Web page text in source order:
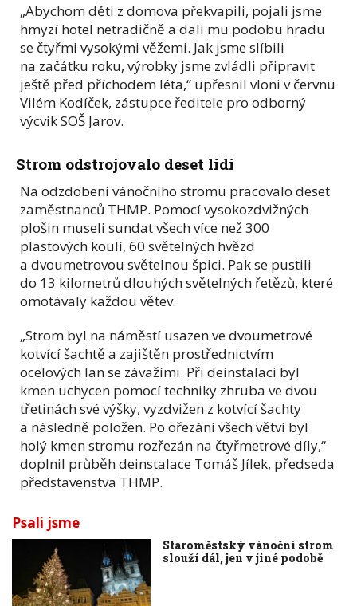
„Abychom děti z domova překvapili, pojali jsme
hmyzí hotel netradičně a dali mu podobu hradu
se čtyřmi vysokými věžemi. Jak jsme slíbili
na začátku roku, výrobky jsme zvládli připravit
ještě před příchodem léta,“ upřesnil vloni v červnu
Vilém Kodíček, zástupce ředitele pro odborný
výcvik SOŠ Jarov.
Strom odstrojovalo deset lidí
Na odzdobení vánočního stromu pracovalo deset
zaměstnanců THMP. Pomocí vysokozdvižných
plošin museli sundat všech více než 300
plastových koulí, 60 světelných hvězd
a dvoumetrovou světelnou špici. Pak se pustili
do 13 kilometrů dlouhých světelných řetězů, které
omotávaly každou větev.
„Strom byl na náměstí usazen ve dvoumetrové
kotvící šachtě a zajištěn prostřednictvím
ocelových lan se závažími. Při deinstalaci byl
kmen uchycen pomocí techniky zhruba ve dvou
třetinách své výšky, vyzdvižen z kotvící šachty
a následně položen. Po ořezání všech větví byl
holý kmen stromu rozřezán na čtyřmetrové díly,“
doplnil průběh deinstalace Tomáš Jílek, předseda
představenstva THMP.
Psali jsme
Staroměstský vánoční strom
slouží dál, jen v jiné podobě